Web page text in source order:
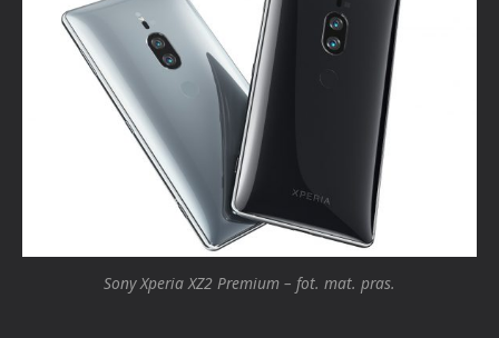
Sony Xperia XZ2 Premium – fot. mat. pras.